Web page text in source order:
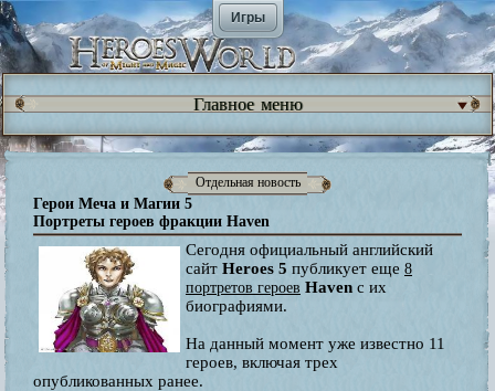
Игры
Главное меню
Отдельная новость
Герои Меча и Магии 5
Портреты героев фракции Haven
Сегодня официальный английский
сайт Heroes 5 публикует еще 8
портретов героев Haven с их
биографиями.
На данный момент уже известно 11
героев, включая трех
опубликованных ранее.